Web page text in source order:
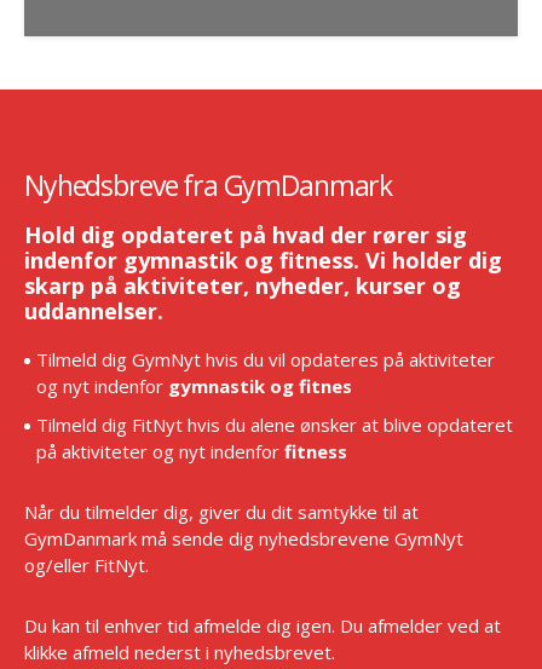
Nyhedsbreve fra GymDanmark
Hold dig opdateret på hvad der rører sig
indenfor gymnastik og fitness. Vi holder dig
skarp på aktiviteter, nyheder, kurser og
uddannelser.
Tilmeld dig GymNyt hvis du vil opdateres på aktiviteter
og nyt indenfor gymnastik og fitnes
Tilmeld dig FitNyt hvis du alene ønsker at blive opdateret
på aktiviteter og nyt indenfor fitness
Når du tilmelder dig, giver du dit samtykke til at
GymDanmark må sende dig nyhedsbrevene GymNyt
og/eller FitNyt.
Du kan til enhver tid afmelde dig igen. Du afmelder ved at
klikke afmeld nederst i nyhedsbrevet.